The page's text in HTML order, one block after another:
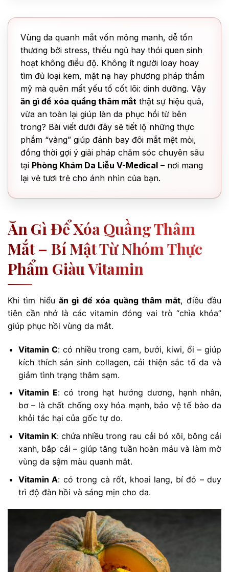
Vùng da quanh mắt vốn mỏng manh, dễ tổn
thương bởi stress, thiếu ngủ hay thói quen sinh
hoạt không điều độ. Không ít người loay hoay
tìm đủ loại kem, mặt nạ hay phương pháp thẩm
mỹ mà quên mất yếu tố cốt lõi: dinh dưỡng. Vậy
ăn gì để xóa quầng thâm mắt thật sự hiệu quả,
vừa an toàn lại giúp làn da phục hồi từ bên
trong? Bài viết dưới đây sẽ tiết lộ những thực
phẩm “vàng” giúp đánh bay đôi mắt mệt mỏi,
đồng thời gợi ý giải pháp chăm sóc chuyên sâu
tại Phòng Khám Da Liễu V-Medical – nơi mang
lại vẻ tươi trẻ cho ánh nhìn của bạn.
Ăn Gì Để Xóa Quầng Thâm
Mắt – Bí Mật Từ Nhóm Thực
Phẩm Giàu Vitamin
Khi tìm hiểuăn gì để xóa quầng thâm mắt, điều đầu
tiên cần nhớ là các vitamin đóng vai trò “chìa khóa”
giúp phục hồi vùng da mắt.
Vitamin C: có nhiều trong cam, bưởi, kiwi, ổi – giúp
kích thích sản sinh collagen, cải thiện sắc tố da và
giảm tình trạng thâm sạm.
Vitamin E: có trong hạt hướng dương, hạnh nhân,
bơ – là chất chống oxy hóa mạnh, bảo vệ tế bào da
khỏi tác hại của gốc tự do.
Vitamin K: chứa nhiều trong rau cải bó xôi, bông cải
xanh, bắp cải – giúp tăng tuần hoàn máu và làm mờ
vùng da sậm màu quanh mắt.
Vitamin A: có trong cà rốt, khoai lang, bí đỏ – duy
trì độ đàn hồi và sáng mịn cho da.